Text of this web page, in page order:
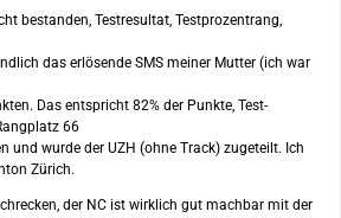
bestanden, Testresultat, Testprozentrang,
das erlösende SMS meiner Mutter (ich war
Das entspricht 82% der Punkte, Test-
66
und wurde der UZH (ohne Track) zugeteilt. Ich
Zürich.
der NC ist wirklich gut machbar mit der